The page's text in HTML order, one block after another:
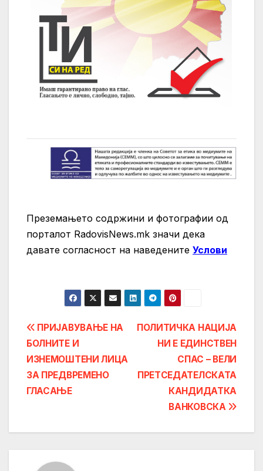
Преземањето содржини и фотографии од
порталот RadovisNews.mk значи дека
давате согласност на нaведените Услови
Post
navigation
ПОЛИТИЧКА НАЦИЈА
НИ Е ЕДИНСТВЕН
СПАС – ВЕЛИ
ПРЕТСЕДАТЕЛСКАТА
КАНДИДАТКА
ВАНКОВСКА
ПРИЈАВУВАЊЕ НА
БОЛНИТЕ И
ИЗНЕМОШТЕНИ ЛИЦА
ЗА ПРЕДВРЕМЕНО
ГЛАСАЊЕ